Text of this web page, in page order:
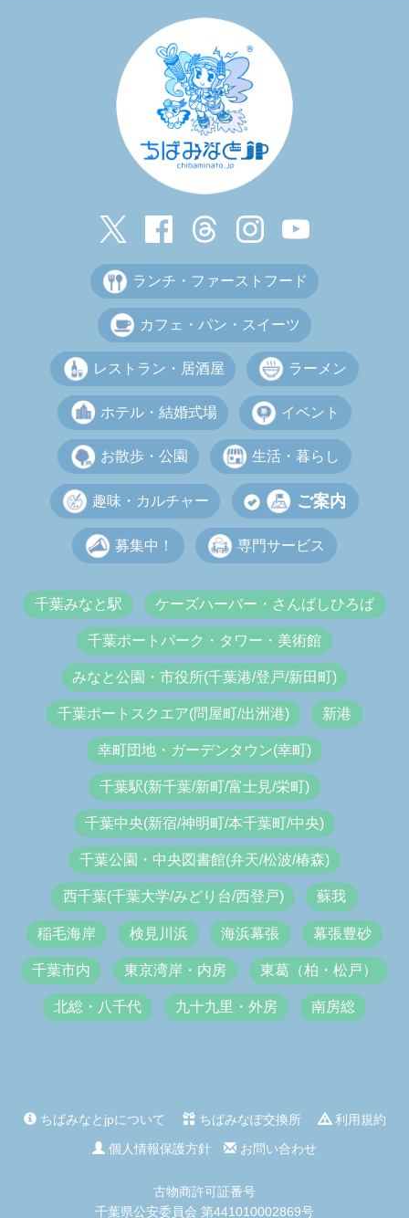
ランチ・ファーストフード
カフェ・パン・スイーツ
レストラン・居酒屋 ラーメン
ホテル・結婚式場 イベント
お散歩・公園 生活・暮らし
趣味・カルチャー ご案内
募集中！ 専門サービス
千葉みなと駅 ケーズハーバー・さんばしひろば
千葉ポートパーク・タワー・美術館
みなと公園・市役所(千葉港/登戸/新田町)
千葉ポートスクエア(問屋町/出洲港) 新港
幸町団地・ガーデンタウン(幸町)
千葉駅(新千葉/新町/富士見/栄町)
千葉中央(新宿/神明町/本千葉町/中央)
千葉公園・中央図書館(弁天/松波/椿森)
西千葉(千葉大学/みどり台/西登戸) 蘇我
稲毛海岸 検見川浜 海浜幕張 幕張豊砂
千葉市内 東京湾岸・内房 東葛（柏・松戸）
北総・八千代 九十九里・外房 南房総
ちばみなとjpについて ちばみなぽ交換所
利用規約
個人情報保護方針
お問い合わせ
古物商許可証番号
千葉県公安委員会 第441010002869号